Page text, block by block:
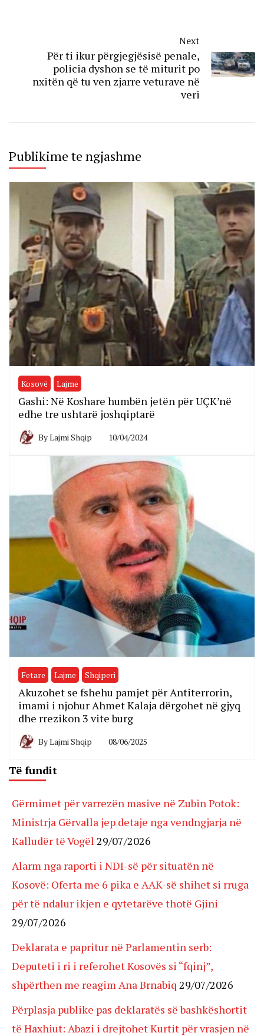
Next
Për ti ikur përgjegjësisë penale,
policia dyshon se të miturit po
nxitën që tu ven zjarre veturave në
veri
Publikime te ngjashme
Kosovë Lajme
Gashi: Në Koshare humbën jetën për UÇK’në
edhe tre ushtarë joshqiptarë
ByLajmi Shqip 10/04/2024
Fetare Lajme Shqiperi
Akuzohet se fshehu pamjet për Antiterrorin,
imami i njohur Ahmet Kalaja dërgohet në gjyq
dhe rrezikon 3 vite burg
ByLajmi Shqip 08/06/2025
Të fundit
Gërmimet për varrezën masive në Zubin Potok:
Ministrja Gërvalla jep detaje nga vendngjarja në
Kalludër të Vogël 29/07/2026
Alarm nga raporti i NDI-së për situatën në
Kosovë: Oferta me 6 pika e AAK-së shihet si rruga
për të ndalur ikjen e qytetarëve thotë Gjini
29/07/2026
Deklarata e papritur në Parlamentin serb:
Deputeti i ri i referohet Kosovës si “fqinj”,
shpërthen me reagim Ana Brnabiq 29/07/2026
Përplasja publike pas deklaratës së bashkëshortit
të Haxhiut: Abazi i drejtohet Kurtit për vrasjen në